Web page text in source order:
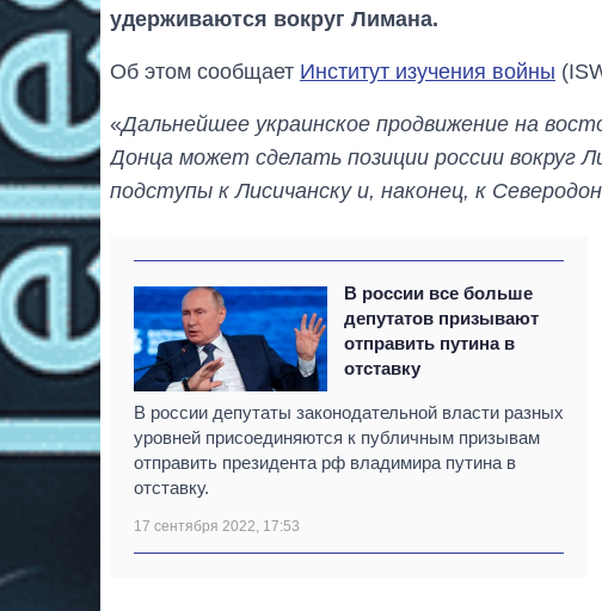
удерживаются вокруг Лимана.
Об этом сообщает Институт изучения войны
«Дальнейшее украинское продвижение на
Донца может сделать позиции россии вокруг
подступы к Лисичанску и, наконец, к
В россии все больше
депутатов призывают
отправить путина в
отставку
В россии депутаты законодательной власти разных
уровней присоединяются к публичным призывам
отправить президента рф владимира путина в
отставку.
17 сентября 2022, 17:53